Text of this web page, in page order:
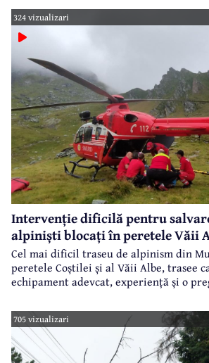
324 vizualizari
Intervenție dificilă pentru
alpiniști blocați în peretele Văii
Cel mai dificil traseu de alpinism din
peretele Coștilei și al Văii Albe, trasee
echipament adevcat, experiență și o
705 vizualizari